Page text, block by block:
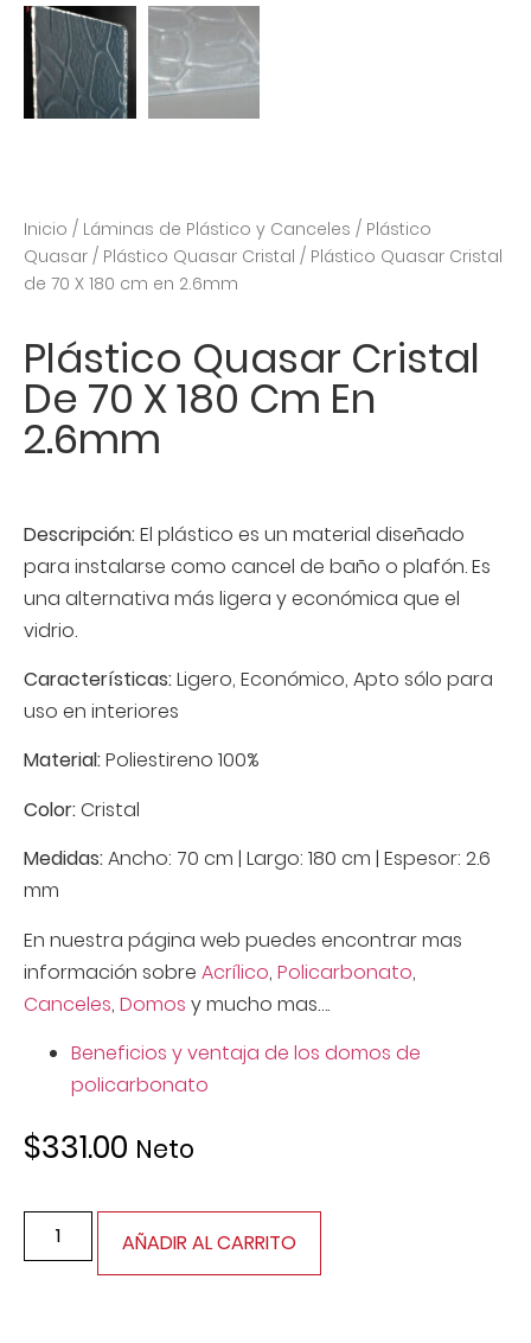
Inicio / Láminas de Plástico y Canceles / Plástico
Quasar / Plástico Quasar Cristal / Plástico Quasar Cristal
de 70 X 180 cm en 2.6mm
Plástico Quasar Cristal
De 70 X 180 Cm En
2.6mm
Descripción:El plástico es un material diseñado
para instalarse como cancel de baño o plafón. Es
una alternativa más ligera y económica que el
vidrio.
Características:Ligero, Económico, Apto sólo para
uso en interiores
Material:Poliestireno 100%
Color:Cristal
Medidas:Ancho: 70 cm | Largo: 180 cm | Espesor: 2.6
mm
En nuestra página web puedes encontrar mas
información sobre Acrílico, Policarbonato,
Canceles, Domos y mucho mas….
Beneficios y ventaja de los domos de
policarbonato
$331.00 Neto
AÑADIR AL CARRITO